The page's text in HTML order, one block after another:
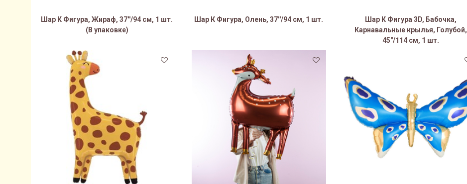
Шар К Фигура, Жираф, 37''/94 см, 1 шт.
(В упаковке)
Шар К Фигура, Олень, 37''/94 см, 1 шт.
Шар К Фигура 3D, Бабочка,
Карнавальные крылья, Голубой,
45"/114 см, 1 шт.